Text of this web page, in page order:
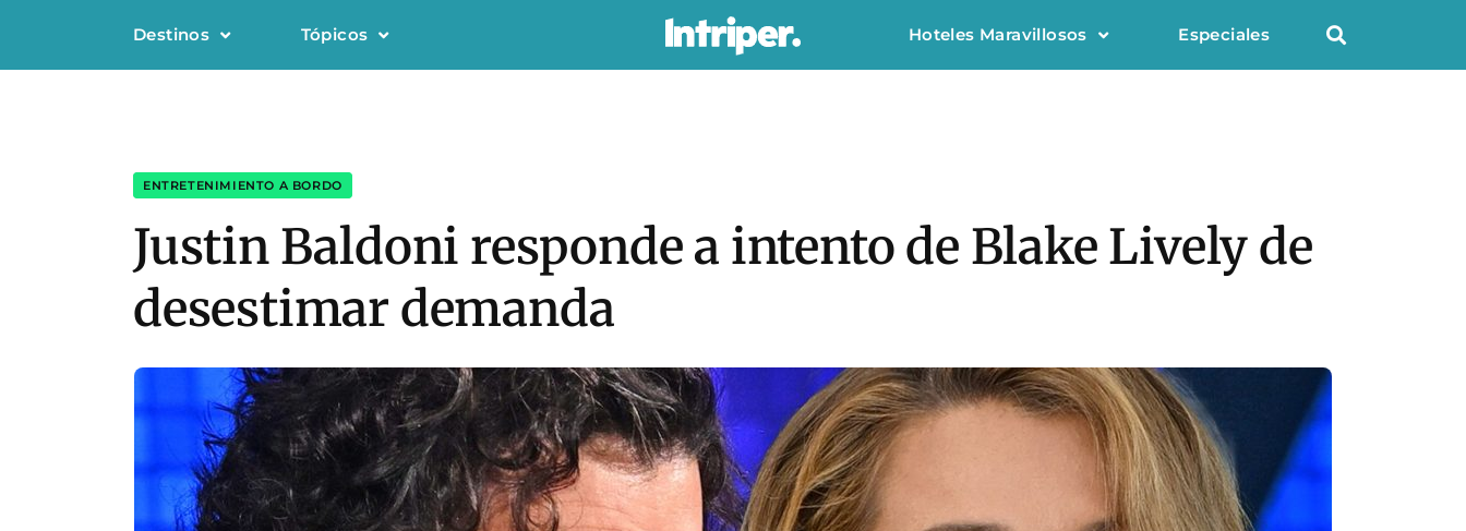
Destinos Tópicos Hoteles Maravillosos Especiales
ENTRETENIMIENTO A BORDO
Justin Baldoni responde a intento de Blake Lively de
desestimar demanda